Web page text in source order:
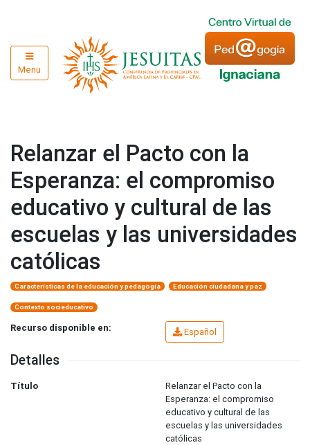
Menu
Relanzar el Pacto con la
Esperanza: el compromiso
educativo y cultural de las
escuelas y las universidades
católicas
Características de la educación y pedagogía Educación ciudadana y paz
Contexto socieducativo
Recurso disponible en: Español
Detalles
Título
Relanzar el Pacto con la
Esperanza: el compromiso
educativo y cultural de las
escuelas y las universidades
católicas